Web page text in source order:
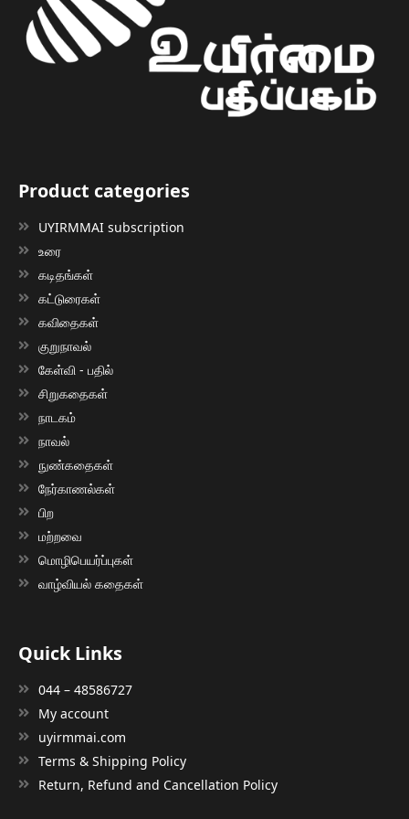
Product categories
UYIRMMAI subscription
உரை
கடிதங்கள்
கட்டுரைகள்
கவிதைகள்
குறுநாவல்
கேள்வி - பதில்
சிறுகதைகள்
நாடகம்
நாவல்
நுண்கதைகள்
நேர்காணல்கள்
பிற
மற்றவை
மொழிபெயர்ப்புகள்
வாழ்வியல் கதைகள்
Quick Links
044 – 48586727
My account
uyirmmai.com
Terms & Shipping Policy
Return, Refund and Cancellation Policy